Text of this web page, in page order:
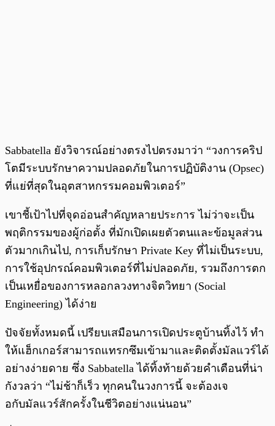
Sabbatella ยังวิจารณ์อย่างตรงไปตรงมาว่า “วงการคริป
โตมีระบบรักษาความปลอดภัยในการปฏิบัติงาน (Opsec)
ที่แย่ที่สุดในอุตสาหกรรมคอมพิวเตอร์”
เขาชี้เป้าไปที่จุดอ่อนสำคัญหลายประการ ไม่ว่าจะเป็น
พฤติกรรมของผู้ก่อตั้ง ที่มักเปิดเผยตัวตนและข้อมูลส่วน
ตัวมากเกินไป, การเก็บรักษา Private Key ที่ไม่เป็นระบบ,
การใช้อุปกรณ์คอมพิวเตอร์ที่ไม่ปลอดภัย, รวมถึงการตก
เป็นเหยื่อของการหลอกลวงทางจิตวิทยา (Social
Engineering) ได้ง่าย
ปัจจัยทั้งหมดนี้ เปรียบเสมือนการเปิดประตูบ้านทิ้งไว้ ทำ
ให้แฮ็กเกอร์สามารถแทรกซึมเข้ามาและติดตั้งมัลแวร์ได้
อย่างง่ายดาย ซึ่ง Sabbatella ได้ทิ้งท้ายด้วยคำเตือนที่น่า
กังวลว่า “ไม่ช้าก็เร็ว ทุกคนในวงการนี้ จะต้องเจ
อกับมัลแวร์สักครั้งในชีวิตอย่างแน่นอน”